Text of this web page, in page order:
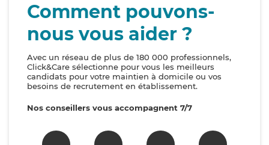
Comment pouvons-
nous vous aider ?
Avec un réseau de plus de 180 000 professionnels,
Click&Care sélectionne pour vous les meilleurs
candidats pour votre maintien à domicile ou vos
besoins de recrutement en établissement.
Nos conseillers vous accompagnent 7/7